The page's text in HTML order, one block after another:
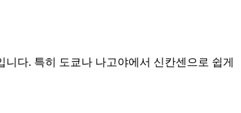
다. 특히 도쿄나 나고야에서 신칸센으로 쉽게